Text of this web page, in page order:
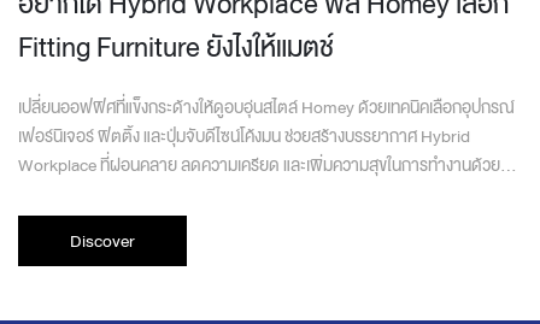
Fitting Furniture ยังไงให้แมตช์
เปลี่ยนออฟฟิศที่แข็งกระด้างให้ดูอบอุ่นสไตล์ Homey ด้วยเทคนิคเลือกอุปกรณ์
เฟอร์นิเจอร์ ฟิตติ้ง และปุ่มจับดีไซน์โค้งมน ช่วยสร้างบรรยากาศ Hybrid
Workplace ที่ผ่อนคลาย ลดความเครียด และเพิ่มความสุขในการทำงานด้วย
Discover